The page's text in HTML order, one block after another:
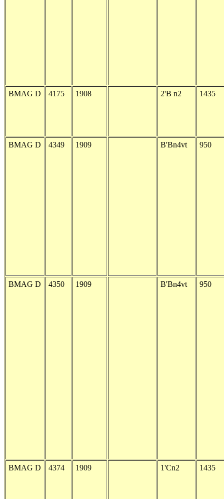
BMAG D 4175 1908 2'B n2 1435
BMAG D 4349 1909 B'Bn4vt 950
BMAG D 4350 1909 B'Bn4vt 950
BMAG D 4374 1909 1'Cn2 1435